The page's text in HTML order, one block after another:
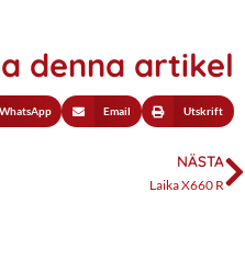
denna artikel
WhatsApp Email Utskrift
NÄSTA
Laika X660 R